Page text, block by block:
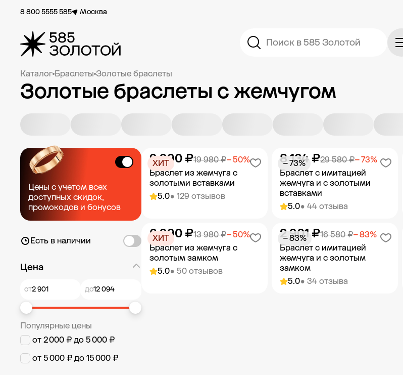
8 800 5555 585 Москва
Поиск в 585 Золотой
Каталог Браслеты Золотые браслеты
Золотые браслеты с жемчугом
Цены с учетом всех
доступных скидок,
промокодов и бонусов
Есть в наличии
Цена
от до
Популярные цены
от 2 000 ₽ до 5 000 ₽
от 5 000 ₽ до 15 000 ₽
5.0• 129 отзывов
Браслет из жемчуга с
золотыми вставками
19 980 ₽− 50%
9 990 ₽
ХИТ
Добавить в корзину
5.0• 44 отзыва
Браслет с имитацией
жемчуга и с золотыми
вставками
29 580 ₽− 73%
8 134 ₽
− 73%
Добавить в корзину
5.0• 50 отзывов
Браслет из жемчуга с
золотым замком
13 980 ₽− 50%
6 990 ₽
ХИТ
5.0• 34 отзыва
Браслет с имитацией
жемчуга и с золотым
замком
16 580 ₽− 83%
2 901 ₽
− 83%